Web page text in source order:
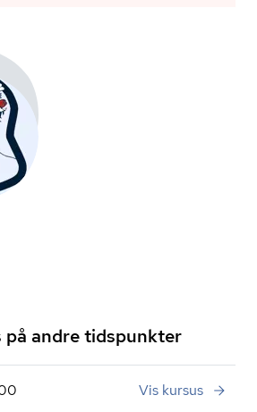
på andre tidspunkter
Vis kursus